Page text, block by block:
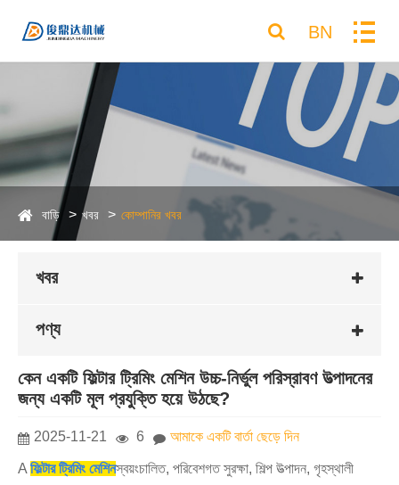
BN
বাড়ি খবর কোম্পানির খবর
খবর
পণ্য
কেন একটি ফিল্টার ট্রিমিং মেশিন উচ্চ-নির্ভুল পরিস্রাবণ উত্পাদনের
জন্য একটি মূল প্রযুক্তি হয়ে উঠছে?
2025-11-21 6 আমাকে একটি বার্তা ছেড়ে দিন
A ফিল্টার ট্রিমিং মেশিনস্বয়ংচালিত, পরিবেশগত সুরক্ষা, শিল্প উত্পাদন, গৃহস্থালী